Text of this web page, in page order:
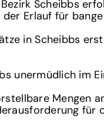
Scheibbs
Erlauf für
in Scheibbs
unermüdlich im
Mengen
für